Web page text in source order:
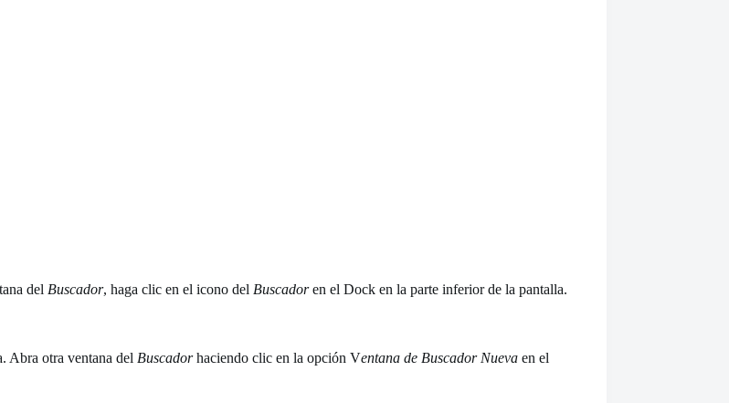
del Buscador, haga clic en el icono del Buscadoren el Dock en la parte inferior de la pantalla.
Abra otra ventana del Buscadorhaciendo clic en la opción Ventana de Buscador Nueva en el